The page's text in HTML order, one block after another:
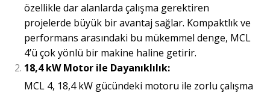
özellikle dar alanlarda çalışma gerektiren
projelerde büyük bir avantaj sağlar. Kompaktlık ve
performans arasındaki bu mükemmel denge, MCL
4’ü çok yönlü bir makine haline getirir.
18,4 kW Motor ile Dayanıklılık:
MCL 4, 18,4 kW gücündeki motoru ile zorlu çalışma